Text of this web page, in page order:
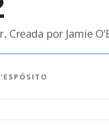
Creada por Jamie